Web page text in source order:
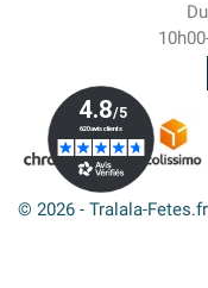
© 2026 - Tralala-